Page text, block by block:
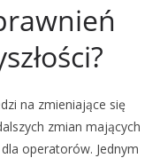
na zmieniające się
zmian mających
operatorów. Jednym